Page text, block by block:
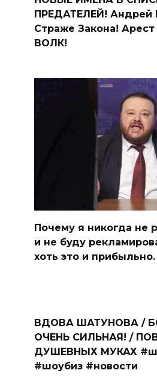
ПРЕДАТЕЛЕЙ! Андрей
Страже Закона!
ВОЛК!
Почему я никогда не
и не буду
хоть это и
ВДОВА ШАТУНОВА /
ОЧЕНЬ СИЛЬНАЯ! /
ДУШЕВНЫХ МУКАХ
#шоубиз #новости